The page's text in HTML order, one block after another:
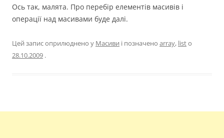
Ось так, малята. Про перебір елементів масивів і
операції над масивами буде далі.
Цей запис оприлюднено у Масиви і позначено array, listо
28.10.2009 .